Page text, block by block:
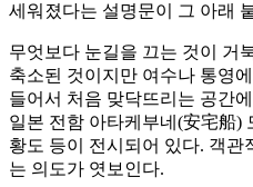
세워졌다는 설명문이 그 아래
무엇보다 눈길을 끄는 것이 거
축소된 것이지만 여수나 통영
들어서 처음 맞닥뜨리는 공간
일본 전함 아타케부네(安宅船)
황도 등이 전시되어 있다. 객관
는 의도가 엿보인다.